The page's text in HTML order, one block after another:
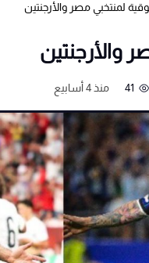
لمنتخبي مصر والأرجنتين
والأرجنتين
41 منذ 4 أسابيع